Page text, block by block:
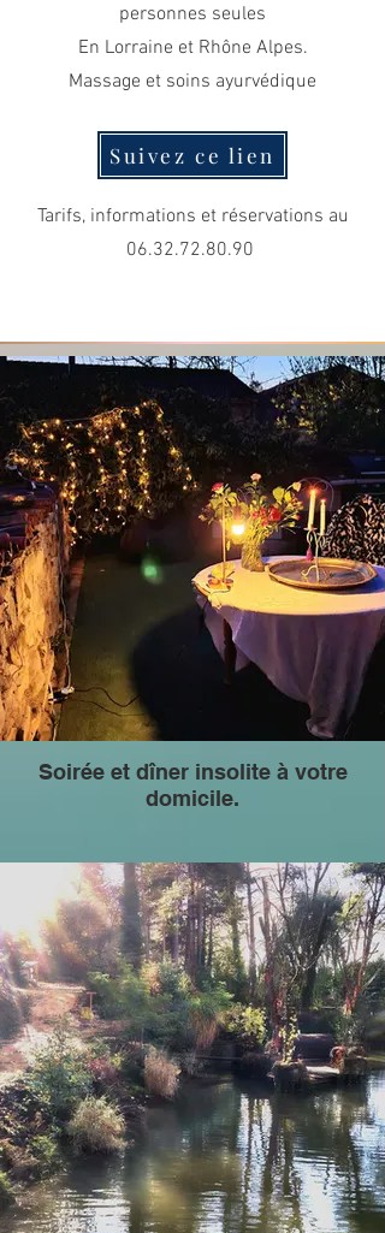
personnes seules
En Lorraine et Rhône Alpes.
Massage et soins ayurvédique
Tarifs, informations et réservations au
06.32.72.80.90
Suivez ce lien
Soirée et dîner insolite à votre
domicile.